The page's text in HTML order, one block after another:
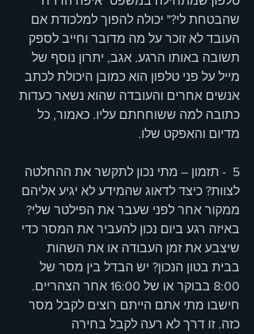
שהבטחת לי?" יכולה להפוך למלכודת אם
העובד לא זוכר על מה מדובר וחייב לספק
תשובה באותו הרגע. אגב, יתרון נוסף של
מייל על פני טלפון הוא כמובן היכולת לכתב
אנשים אחרים והעובדה שהוא נשאר כעדות
כתובה למה ששוחחתם עליו. כאמור, כל
מדיום והאפקט שלו.
5  - תזמון – מתי נכון לתקשר את ההחלטה
לצוות? כיצד לדאוג שהמידע לא יגיע אליהם
ממקור אחר לפני שעבר את הפילטר שלי?
באיזה רגע ביום נכון להעביר את המסר כדי
שיצבע את זמן העבודה או את השהות
בבית בטון הנכון? יש הבדל בין מסר של
8:00 בבוקר או של 16:00 אחר הצהריים.
חישבו מתי אתם הייתם רוצים לקבל מסר
כזה. זו דרך לא רעה לקבל בחירה